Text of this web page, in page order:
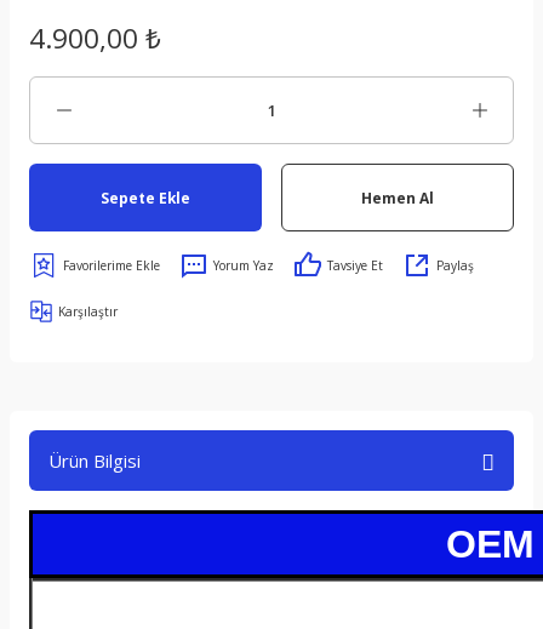
4.900,00 ₺
Sepete Ekle Hemen Al
Yorum Yaz Tavsiye Et Paylaş
Karşılaştır
Ürün Bilgisi